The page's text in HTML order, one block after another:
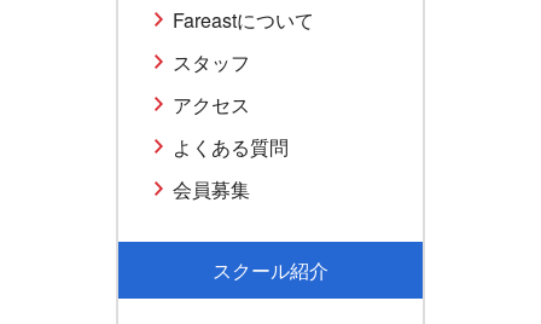
Fareastについて
スタッフ
アクセス
よくある質問
会員募集
スクール紹介